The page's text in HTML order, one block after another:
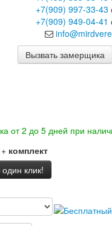
+7(909) 997-33-43
+7(909) 949-04-41
Вызвать замерщика
от 2 до 5 дней при
+ комплект
клик!